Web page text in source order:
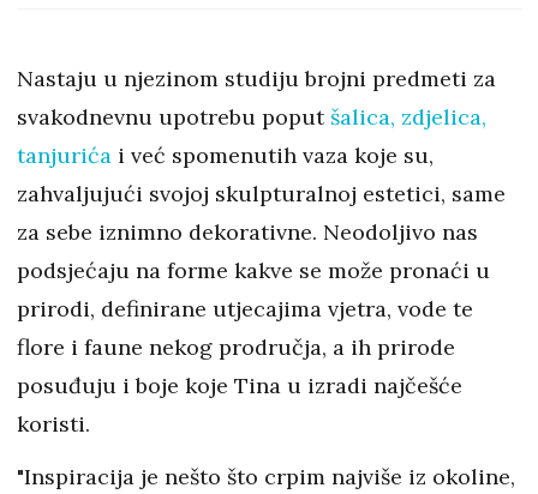
Nastaju u njezinom studiju brojni predmeti za
svakodnevnu upotrebu poput šalica, zdjelica,
tanjurića i već spomenutih vaza koje su,
zahvaljujući svojoj skulpturalnoj estetici, same
za sebe iznimno dekorativne. Neodoljivo nas
podsjećaju na forme kakve se može pronaći u
prirodi, definirane utjecajima vjetra, vode te
flore i faune nekog prodručja, a ih prirode
posuđuju i boje koje Tina u izradi najčešće
koristi.
"Inspiracija je nešto što crpim najviše iz okoline,